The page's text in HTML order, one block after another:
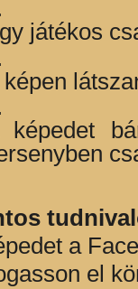
játékos
képen
képedet
a
el